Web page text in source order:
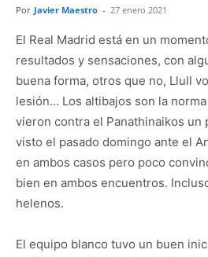
Por Javier Maestro - 27 enero 2021
El Real Madrid está en un
resultados y sensaciones, con
buena forma, otros que no, Llull
lesión… Los altibajos son la
vieron contra el Panathinaikos un
visto el pasado domingo ante el
en ambos casos pero poco
bien en ambos encuentros.
helenos.
El equipo blanco tuvo un buen